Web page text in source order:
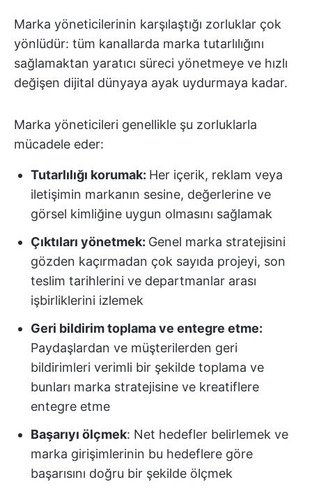
Marka yöneticilerinin karşılaştığı zorluklar çok
yönlüdür: tüm kanallarda marka tutarlılığını
sağlamaktan yaratıcı süreci yönetmeye ve hızlı
değişen dijital dünyaya ayak uydurmaya kadar.
Marka yöneticileri genellikle şu zorluklarla
mücadele eder:
Tutarlılığı korumak: Her içerik, reklam veya
iletişimin markanın sesine, değerlerine ve
görsel kimliğine uygun olmasını sağlamak
Çıktıları yönetmek: Genel marka stratejisini
gözden kaçırmadan çok sayıda projeyi, son
teslim tarihlerini ve departmanlar arası
işbirliklerini izlemek
Geri bildirim toplama ve entegre etme:
Paydaşlardan ve müşterilerden geri
bildirimleri verimli bir şekilde toplama ve
bunları marka stratejisine ve kreatiflere
entegre etme
Başarıyı ölçmek: Net hedefler belirlemek ve
marka girişimlerinin bu hedeflere göre
başarısını doğru bir şekilde ölçmek